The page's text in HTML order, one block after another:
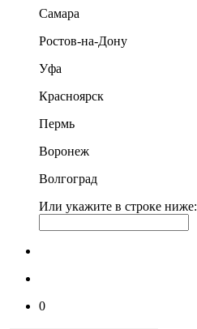
Самара
Ростов-на-Дону
Уфа
Красноярск
Пермь
Воронеж
Волгоград
Или укажите в строке ниже:
0